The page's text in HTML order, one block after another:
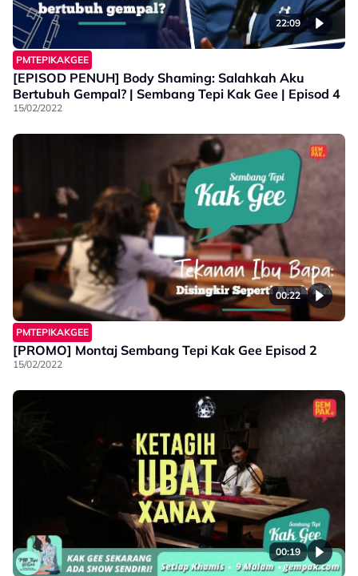
22:09
PMTEPIKAKGEE
[EPISOD PENUH] Body Shaming: Salahkah Aku
Bertubuh Gempal? | Sembang Tepi Kak Gee | Episod 4
15/02/2022
00:22
PMTEPIKAKGEE
[PROMO] Montaj Sembang Tepi Kak Gee Episod 2
15/02/2022
00:19